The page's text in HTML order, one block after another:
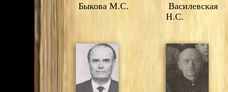
Быкова М.С.
Василевская
Н.С.